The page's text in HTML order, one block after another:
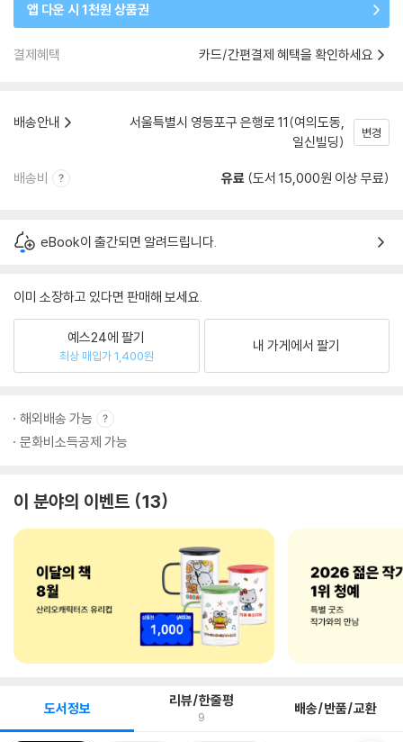
앱 다운 시 1천원 상품권
결제혜택 카드/간편결제 혜택을 확인하세요
배송안내
서울특별시 영등포구 은행로 11(여의도동,
일신빌딩)
변경
배송비 유료 (도서 15,000원 이상 무료)
eBook이 출간되면 알려드립니다.
이미 소장하고 있다면 판매해 보세요.
예스24에 팔기
최상 매입가 1,400원
내 가게에서 팔기
해외배송 가능
문화비소득공제 가능
이 분야의 이벤트 13
도서정보 리뷰/한줄평
9 배송/반품/교환